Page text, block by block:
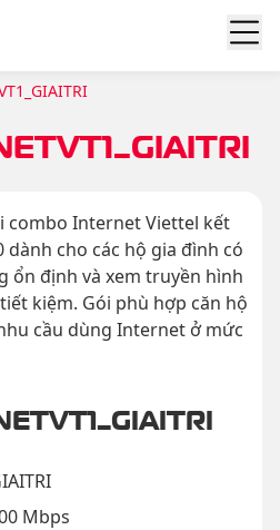
combo Internet Viettel kết
dành cho các hộ gia đình có
ổn định và xem truyền hình
kiệm. Gói phù hợp căn hộ
cầu dùng Internet ở mức
Mbps